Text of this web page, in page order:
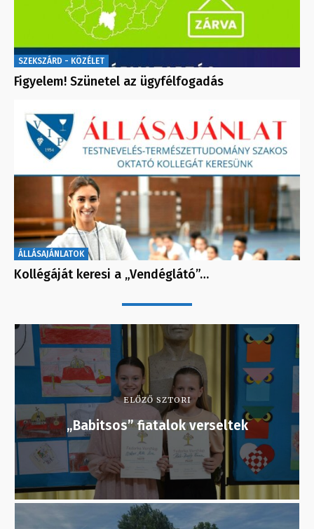
SZEKSZÁRD - KÖZÉLET
Figyelem! Szünetel az ügyfélfogadás
ÁLLÁSAJÁNLATOK
Kollégáját keresi a „Vendéglátó”…
ELŐZŐ SZTORI
„Babitsos” fiatalok verseltek